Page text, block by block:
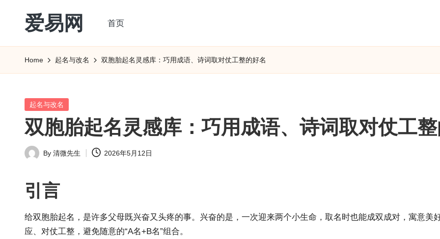
爱易网
历
阳
转
农
历
历
询
_2ebc.com
首页
Home 起名与改名 双胞胎起名灵感库：巧用成语、诗词取对仗工整的好名
Posted
起名与改名
双胞胎起名灵感库：巧用成语、诗词取对仗工
Posted
By 清微先生 2026年5月12日
引言
给双胞胎起名，是许多父母既兴奋又头疼的事。兴奋的是，一次迎来两个小生命，取名时也能成双成对，寓意
应、对仗工整，避免随意的“A名+B名”组合。